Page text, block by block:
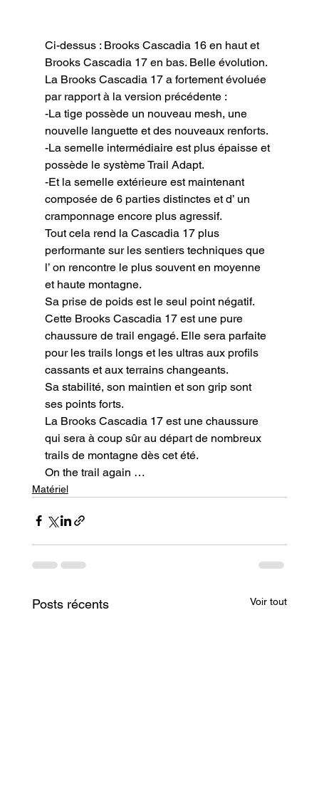
Ci-dessus : Brooks Cascadia 16 en haut et
Brooks Cascadia 17 en bas. Belle évolution.
La Brooks Cascadia 17 a fortement évoluée
par rapport à la version précédente :
-La tige possède un nouveau mesh, une
nouvelle languette et des nouveaux renforts.
-La semelle intermédiaire est plus épaisse et
possède le système Trail Adapt.
-Et la semelle extérieure est maintenant
composée de 6 parties distinctes et d’ un
cramponnage encore plus agressif.
Tout cela rend la Cascadia 17 plus
performante sur les sentiers techniques que
l’ on rencontre le plus souvent en moyenne
et haute montagne.
Sa prise de poids est le seul point négatif.
Cette Brooks Cascadia 17 est une pure
chaussure de trail engagé. Elle sera parfaite
pour les trails longs et les ultras aux profils
cassants et aux terrains changeants.
Sa stabilité, son maintien et son grip sont
ses points forts.
La Brooks Cascadia 17 est une chaussure
qui sera à coup sûr au départ de nombreux
trails de montagne dès cet été.
On the trail again …
Matériel
Posts récents Voir tout